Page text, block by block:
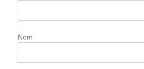
Nom